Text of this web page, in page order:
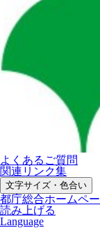
よくあるご質問
関連リンク集
文字サイズ・色合い
都庁総合ホームペ
読み上げる
Language